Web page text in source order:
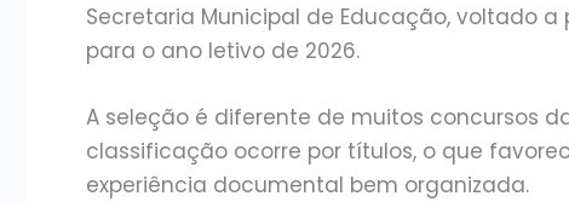
Secretaria Municipal de Educação, voltado
para o ano letivo de 2026.
A seleção é diferente de muitos concursos
classificação ocorre por títulos, o que
experiência documental bem organizada.